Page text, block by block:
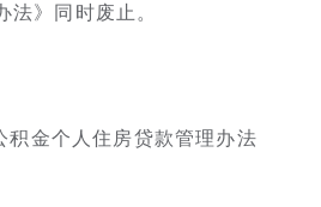
法》同时废止。
积金个人住房贷款管理办法